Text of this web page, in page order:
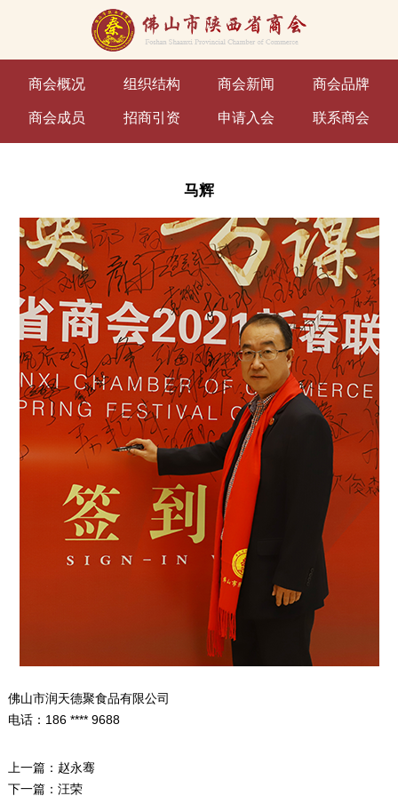
商会概况 组织结构 商会新闻 商会品牌
商会成员 招商引资 申请入会 联系商会
马辉
佛山市润天德聚食品有限公司
电话：186 **** 9688
上一篇： 赵永骞
下一篇： 汪荣